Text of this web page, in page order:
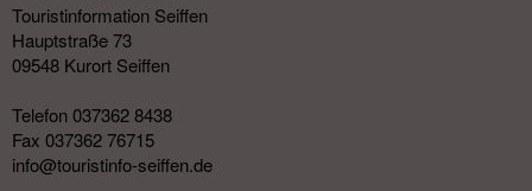
Touristinformation Seiffen
Hauptstraße 73
09548 Kurort Seiffen
Telefon 037362 8438
Fax 037362 76715
info@touristinfo-seiffen.de